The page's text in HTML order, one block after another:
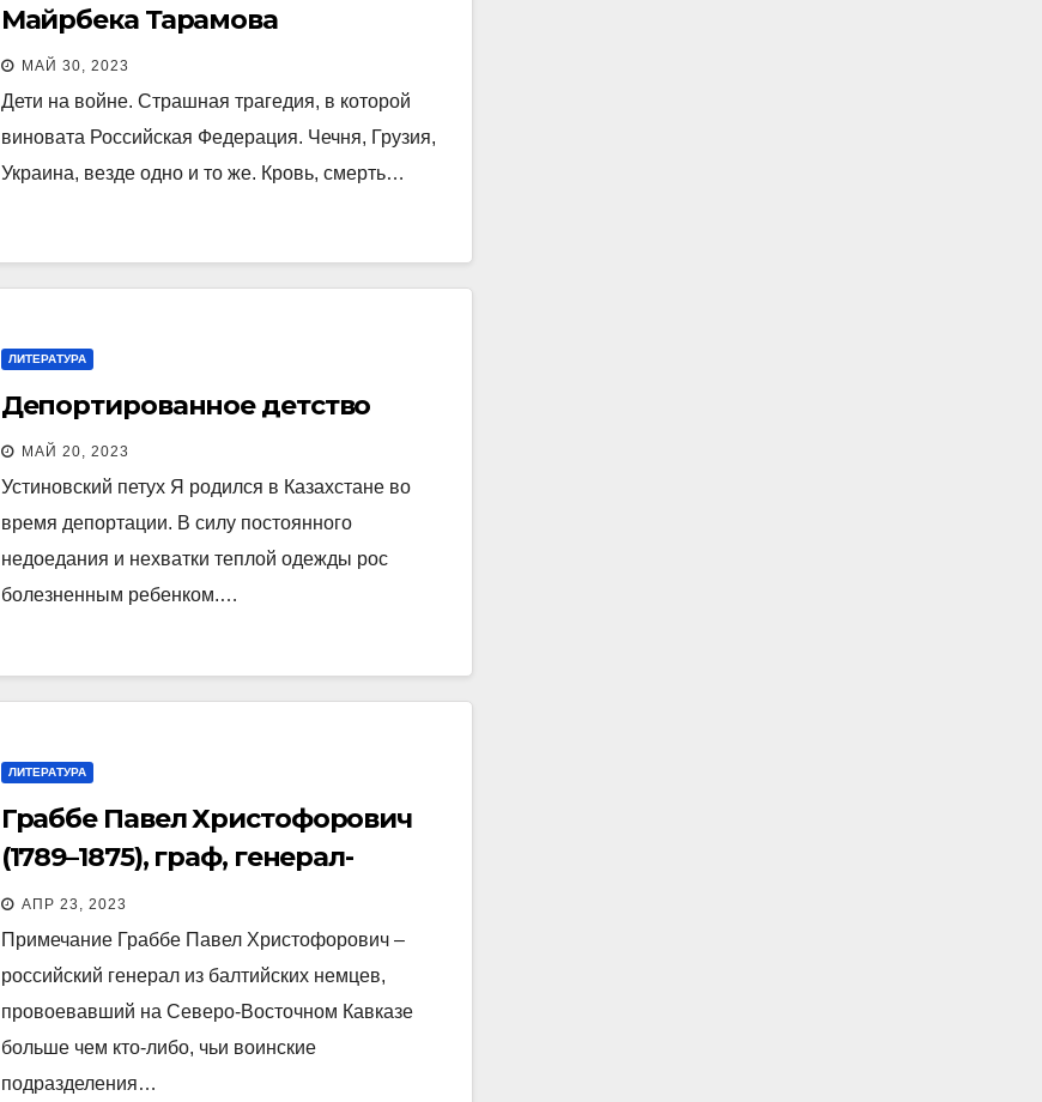
Майрбека Тарамова
МАЙ 30, 2023
Дети на войне. Страшная трагедия, в которой
виновата Российская Федерация. Чечня, Грузия,
Украина, везде одно и то же. Кровь, смерть…
ЛИТЕРАТУРА
Депортированное детство
МАЙ 20, 2023
Устиновский петух Я родился в Казахстане во
время депортации. В силу постоянного
недоедания и нехватки теплой одежды рос
болезненным ребенком.…
ЛИТЕРАТУРА
Граббе Павел Христофорович
(1789–1875), граф, генерал-
адъютант
АПР 23, 2023
Примечание Граббе Павел Христофорович –
российский генерал из балтийских немцев,
провоевавший на Северо-Восточном Кавказе
больше чем кто-либо, чьи воинские
подразделения…